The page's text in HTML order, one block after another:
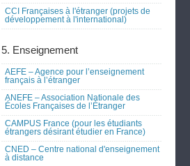
CCI Françaises à l'étranger (projets de
développement à l'international)
5. Enseignement
AEFE – Agence pour l’enseignement
français à l’étranger
ANEFE – Association Nationale des
Écoles Françaises de l’Étranger
CAMPUS France (pour les étudiants
étrangers désirant étudier en France)
CNED – Centre national d'enseignement
à distance